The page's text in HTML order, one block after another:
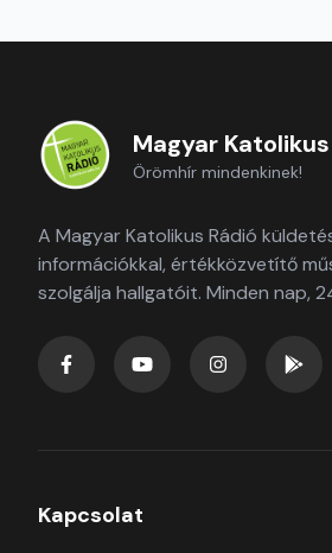
Magyar
Örömhír mindenkinek!
A Magyar Katolikus Rádió
információkkal, értékközvetítő
szolgálja hallgatóit. Minden nap,
Kapcsolat